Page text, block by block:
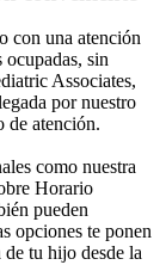
con una atención
sin
Associates,
por nuestro
de atención.
como nuestra
Horario
pueden
opciones te ponen
tu hijo desde la